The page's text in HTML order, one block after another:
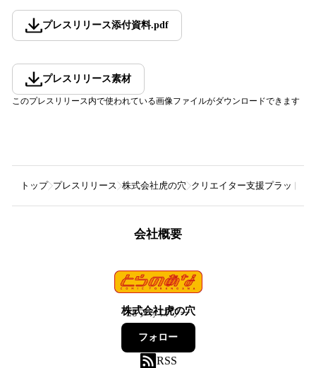
プレスリリース添付資料.pdf
プレスリリース素材
このプレスリリース内で使われている画像ファイルがダウンロードできます
トップ プレスリリース 株式会社虎の穴 クリエイター支援プラットフ
会社概要
株式会社虎の穴
28フォロワー
フォロー
RSS